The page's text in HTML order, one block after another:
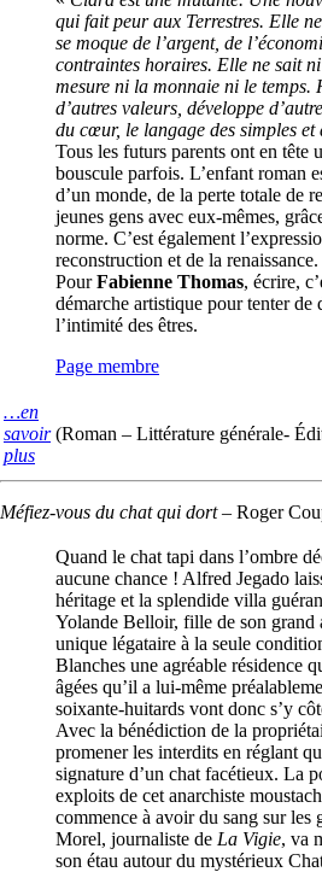
qui fait peur aux Terrestres. Elle
se moque de l’argent, de
contraintes horaires. Elle ne sait
mesure ni la monnaie ni le temps.
d’autres valeurs, développe
du cœur, le langage des simples et
Tous les futurs parents ont en tête
bouscule parfois. L’enfant roman
d’un monde, de la perte totale de
jeunes gens avec eux-mêmes,
norme. C’est également
reconstruction et de la renaissance.
PourFabienne Thomas, écrire,
démarche artistique pour tenter de
l’intimité des êtres.
Page membre
…en
savoir
plus
(Roman – Littérature générale-
Méfiez-vous du chat qui dort– Roger
Quand le chat tapi dans l’ombre
aucune chance ! Alfred Jegado
héritage et la splendide villa
Yolande Belloir, fille de son grand
unique légataire à la seule
Blanches une agréable résidence
âgées qu’il a lui-même
soixante-huitards vont donc s’y
Avec la bénédiction de la
promener les interdits en réglant
signature d’un chat facétieux. La
exploits de cet anarchiste
commence à avoir du sang sur
Morel, journaliste de La Vigie, va
son étau autour du mystérieux